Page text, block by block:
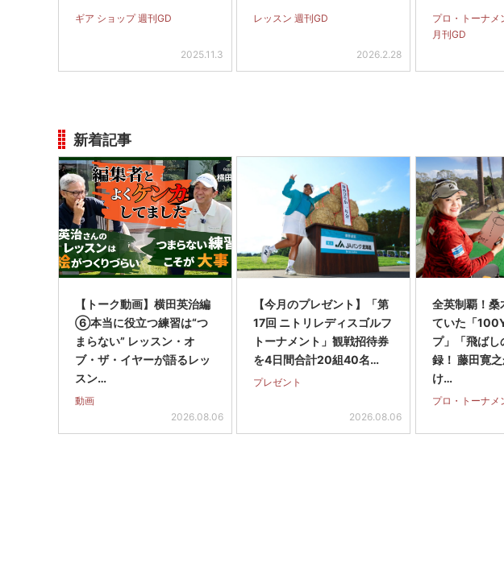
ギア ショップ 週刊GD
2025.11.3
レッスン 週刊GD
2026.2.28
プロ・トーナメ
月刊GD
新着記事
【トーク動画】横田英治編
⑥本当に役立つ練習は“つ
まらない” レッスン・オ
ブ・ザ・イヤーが語るレッ
スン…
動画
2026.08.06
【今月のプレゼント】「第
17回 ニトリレディスゴルフ
トーナメント」観戦招待券
を4日間合計20組40名…
プレゼント
2026.08.06
全英制覇！桑
ていた「
プ」「飛ばし
録！ 藤田寛
け…
プロ・トーナメ